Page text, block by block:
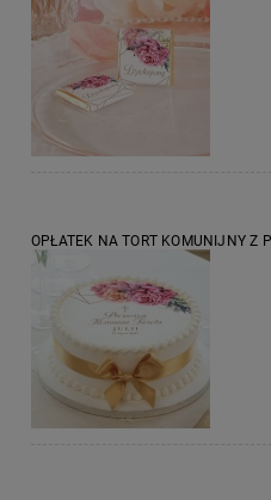
OPŁATEK NA TORT KOMUNIJNY Z